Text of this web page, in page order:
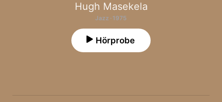
Hugh Masekela
Jazz · 1975
Hörprobe